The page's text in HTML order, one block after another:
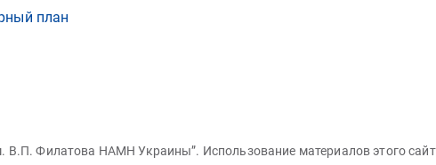
план
В.П. Филатова НАМН Украины”. Использование материалов этого